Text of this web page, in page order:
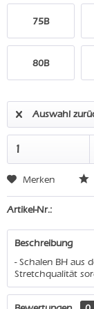
75B
80B
Auswahl
Merken
Artikel-Nr.:
Beschreibung
- Schalen BH aus
Stretchqualität